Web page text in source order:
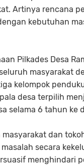
Artinya rencana
kebutuhan
Pilkades Desa
masyarakat
kelompok
desa terpilih
selama 6 tahun ke
dan
secara
menghindari